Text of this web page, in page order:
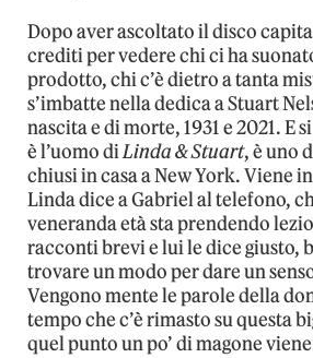
Dopo aver ascoltato il disco
crediti per vedere chi ci ha
prodotto, chi c’è dietro a tanta
s’imbatte nella dedica a Stuart
nascita e di morte, 1931 e 2021. E
è l’uomo diLinda & Stuart, è uno
chiusi in casa a New York. Viene
Linda dice a Gabriel al telefono,
veneranda età sta prendendo
racconti brevi e lui le dice giusto,
trovare un modo per dare un
Vengono mente le parole della
tempo che c’è rimasto su questa
quel punto un po’ di magone